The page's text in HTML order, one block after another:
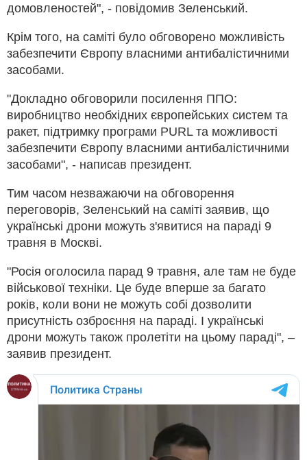
домовленостей", - повідомив Зеленський.
Крім того, на саміті було обговорено можливість
забезпечити Європу власними антибалістичними
засобами.
"Докладно обговорили посилення ППО:
виробництво необхідних європейських систем та
ракет, підтримку програми PURL та можливості
забезпечити Європу власними антибалістичними
засобами", - написав президент.
Тим часом незважаючи на обговорення
переговорів, Зеленський на саміті заявив, що
українські дрони можуть з'явитися на параді 9
травня в Москві.
"Росія оголосила парад 9 травня, але там не буде
військової техніки. Це буде вперше за багато
років, коли вони не можуть собі дозволити
присутність озброєння на параді. І українські
дрони можуть також пролетіти на цьому параді", –
заявив президент.